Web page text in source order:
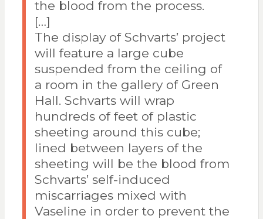
the blood from the process.
[…]
The display of Schvarts’ project
will feature a large cube
suspended from the ceiling of
a room in the gallery of Green
Hall. Schvarts will wrap
hundreds of feet of plastic
sheeting around this cube;
lined between layers of the
sheeting will be the blood from
Schvarts’ self-induced
miscarriages mixed with
Vaseline in order to prevent the